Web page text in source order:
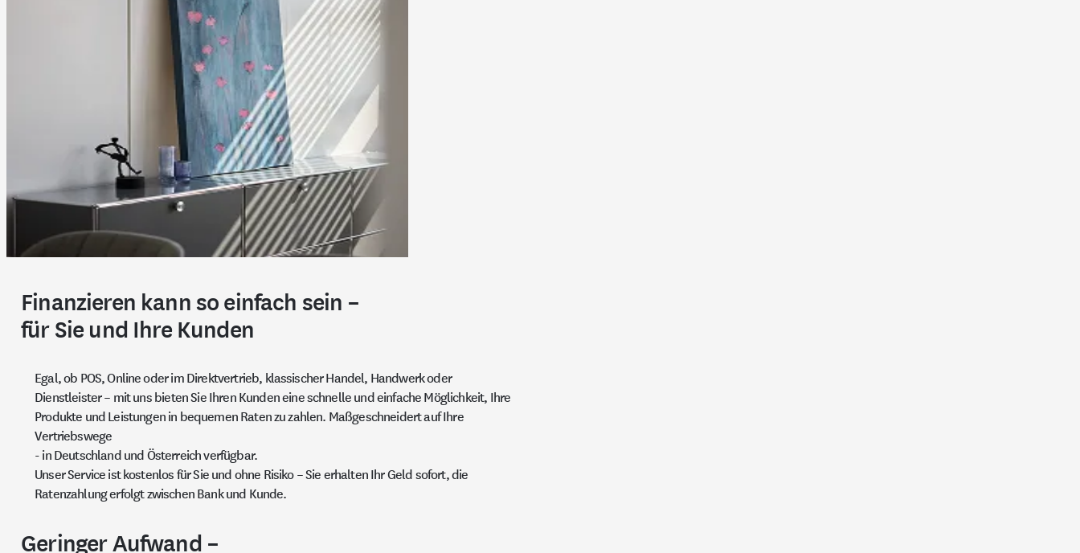
Finanzieren kann so einfach sein –
für Sie und Ihre Kunden
Egal, ob POS, Online oder im Direktvertrieb, klassischer Handel, Handwerk oder
Dienstleister – mit uns bieten Sie Ihren Kunden eine schnelle und einfache Möglichkeit, Ihre
Produkte und Leistungen in bequemen Raten zu zahlen. Maßgeschneidert auf Ihre
Vertriebswege
-in Deutschland und Österreich verfügbar.
Unser Service ist kostenlos für Sie und ohne Risiko – Sie erhalten Ihr Geld sofort, die
Ratenzahlung erfolgt zwischen Bank und Kunde.
Geringer Aufwand –